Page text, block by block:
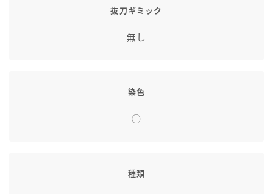
抜刀ギミック
無し
染色
◯
種類